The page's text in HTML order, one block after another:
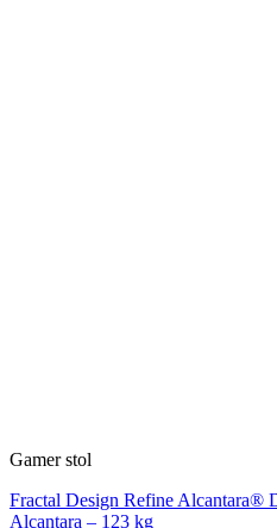
Gamer stol
Fractal Design Refine Alcantara®
Alcantara – 123 kg